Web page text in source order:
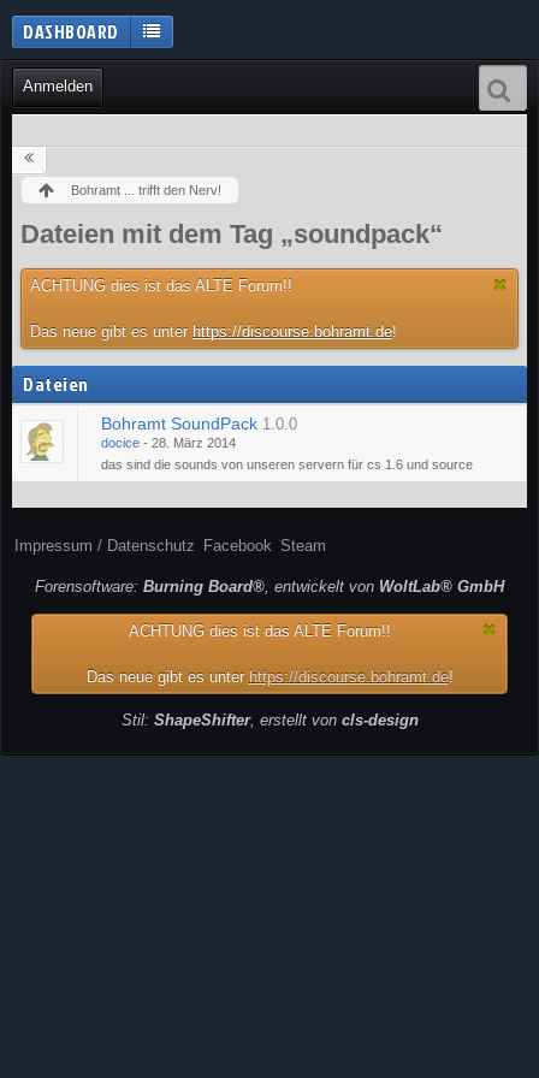
Anmelden
DASHBOARD
Bohramt ... trifft den Nerv!
Dateien mit dem Tag „soundpack“
ACHTUNG dies ist das ALTE Forum!!
Das neue gibt es unter https://discourse.bohramt.de!
Dateien
Bohramt SoundPack 1.0.0
docice - 28. März 2014
das sind die sounds von unseren servern für cs 1.6 und source
Impressum / Datenschutz Facebook Steam
Forensoftware: Burning Board®, entwickelt von WoltLab® GmbH
ACHTUNG dies ist das ALTE Forum!!
Das neue gibt es unter https://discourse.bohramt.de!
Stil: ShapeShifter, erstellt von cls-design